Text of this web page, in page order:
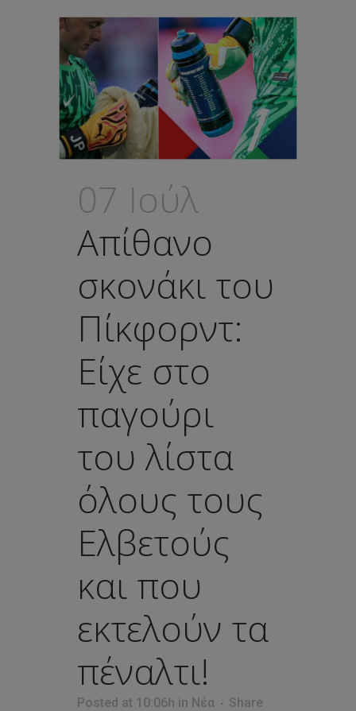
07 Ιούλ
Απίθανο
σκονάκι του
Πίκφορντ:
Eίχε στο
παγούρι
του λίστα
όλους τους
Ελβετούς
και που
εκτελούν τα
πέναλτι!
Posted at 10:06h in Νέα Share